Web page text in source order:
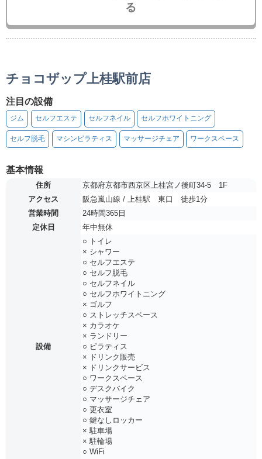
る
チョコザップ上桂駅前店
注目の設備
ジム セルフエステ セルフネイル セルフホワイトニング
セルフ脱毛 マシンピラティス マッサージチェア ワークスペース
基本情報
住所
京都府京都市西京区上桂宮ノ後町34-5 1F
アクセス
阪急嵐山線 / 上桂駅 東口 徒歩1分
営業時間
24時間365日
定休日
年中無休
設備
○ トイレ
× シャワー
○ セルフエステ
○ セルフ脱毛
○ セルフネイル
○ セルフホワイトニング
× ゴルフ
○ ストレッチスペース
× カラオケ
× ランドリー
○ ピラティス
× ドリンク販売
× ドリンクサービス
○ ワークスペース
○ デスクバイク
○ マッサージチェア
○ 更衣室
○ 鍵なしロッカー
× 駐車場
× 駐輪場
○ WiFi